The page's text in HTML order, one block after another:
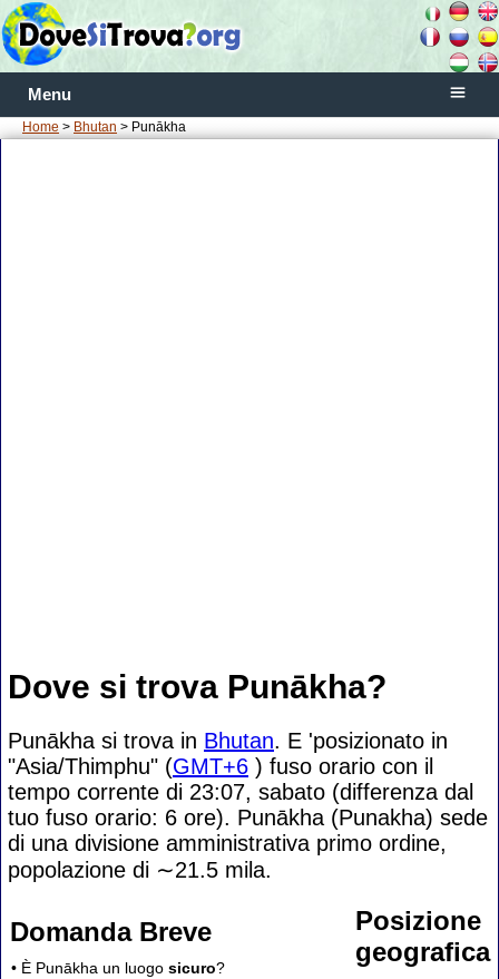
Menu
Home > Bhutan > Punākha
Dove si trova Punākha?
Punākha si trova in Bhutan. E 'posizionato in
"Asia/Thimphu" (GMT+6 ) fuso orario con il
tempo corrente di 23:07, sabato (differenza dal
tuo fuso orario: 6 ore). Punākha (Punakha) sede
di una divisione amministrativa primo ordine,
popolazione di ∼21.5 mila.
Domanda Breve
• È Punākha un luogo sicuro?
Posizione
geografica